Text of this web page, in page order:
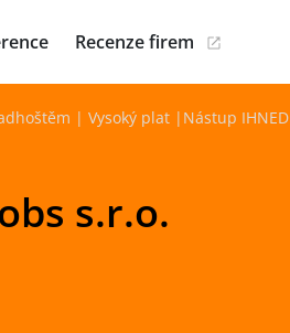
Recenze firem
| Vysoký plat |Nástup IHNED
s.r.o.